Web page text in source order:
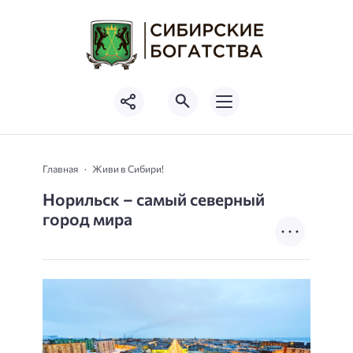
Главная Живи в Сибири!
Норильск – самый северный
город мира